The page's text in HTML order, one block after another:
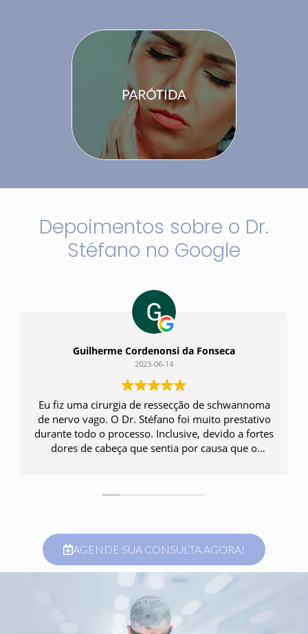
Depoimentos sobre o Dr.
Stéfano no Google
Guilherme Cordenonsi da Fonseca
2023-06-14
Eu fiz uma cirurgia de ressecção de schwannoma
de nervo vago. O Dr. Stéfano foi muito prestativo
durante todo o processo. Inclusive, devido a fortes
dores de cabeça que sentia por causa que o
muito rapidamente, uma semana após eu relatar
sábado. O pós-operatório foi muito bom, eu me
recuperei rapidamente da cirurgia e o corte
cicatrizou muito bem. Recebi alta do hospital em
um dia e já pude retirar o micropore que protegia
a região da cirurgia em uma semana. Em três dias
após a cirurgia já estava liberado para trabalhar.
Em nenhum momento senti dor na região. Em
AGENDE SUA CONSULTA AGORA!